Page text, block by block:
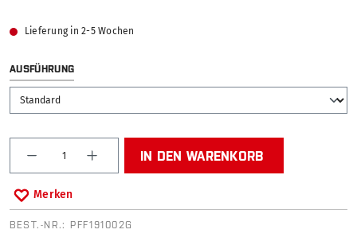
Lieferung in 2-5 Wochen
AUSFÜHRUNGAUSWÄHLEN
Produkt Anzahl: Gib den gewünschten Wert ein
IN DEN WARENKORB
Merken
BEST.-NR.: PFF191002G